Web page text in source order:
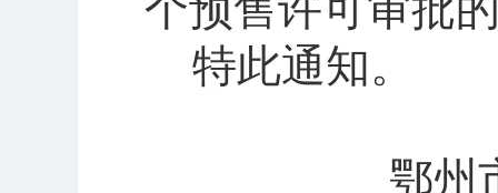
个预售许可审批
特此通知。
鄂州